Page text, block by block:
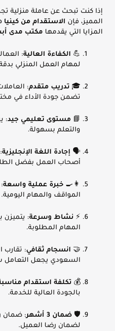
إذا كنت تبحث عن عاملة منزلية
المميز، فإن الاستقدام من كينيا
المزايا التي يقدمها مكتب مدى
💪 الكفاءة العالية:
لمهام العمل المنزلي
🎓 تدريب متقدم:
تضمن جودة الأداء في
📘 مستوى تعليمي جيد:
والتعلم بسهولة.
🗣️ إجادة اللغة الإنجليزية
أصحاب العمل بفضل
👩‍🍳 خبرة عملية واسعة
المواقف والمهام اليومية.
⚡ نشاط وسرعة: يتميزن
المهام المطلوبة.
🤝 انسجام ثقافي: تقارب
السعودي يجعل التعامل
💰 تكلفة استقدام
بالجودة العالية للخدمة.
🛡️ ضمان 3 أشهر
: ضمان
لضمان رضا العميل.